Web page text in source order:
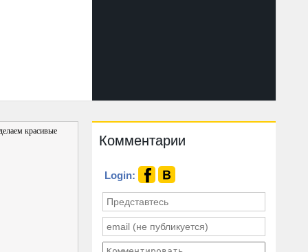
красивые
Комментарии
Login: